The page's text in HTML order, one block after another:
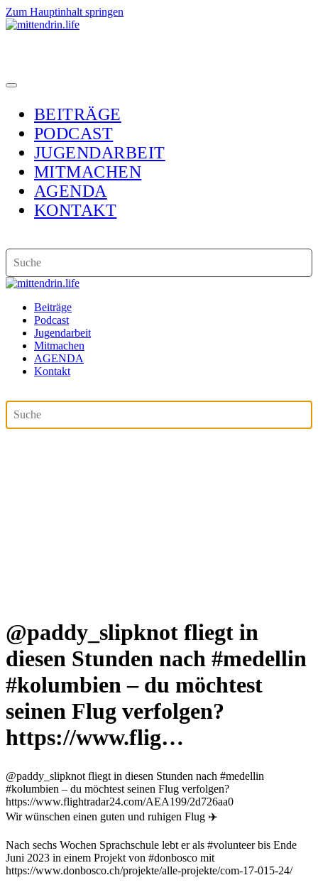
Zum Hauptinhalt springen
BEITRÄGE
PODCAST
JUGENDARBEIT
MITMACHEN
AGENDA
KONTAKT
Beiträge
Podcast
Jugendarbeit
Mitmachen
AGENDA
Kontakt
@paddy_slipknot fliegt in
diesen Stunden nach #medellin
#kolumbien – du möchtest
seinen Flug verfolgen?
https://www.flig…
@paddy_slipknot fliegt in diesen Stunden nach #medellin
#kolumbien – du möchtest seinen Flug verfolgen?
https://www.flightradar24.com/AEA199/2d726aa0
Wir wünschen einen guten und ruhigen Flug ✈️
Nach sechs Wochen Sprachschule lebt er als #volunteer bis Ende
Juni 2023 in einem Projekt von #donbosco mit
https://www.donbosco.ch/projekte/alle-projekte/com-17-015-24/